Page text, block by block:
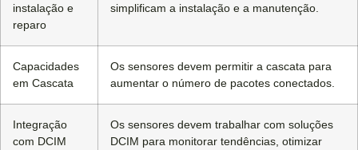
instalação e
reparo
simplificam a instalação e a manutenção.
Capacidades
em Cascata
Os sensores devem permitir a cascata para
aumentar o número de pacotes conectados.
Integração
com DCIM
Os sensores devem trabalhar com soluções
DCIM para monitorar tendências, otimizar